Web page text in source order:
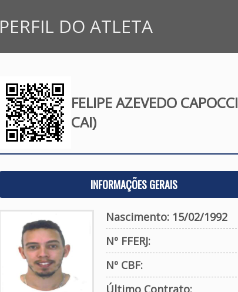
PERFIL DO ATLETA
FELIPE AZEVEDO CAPOCCI
CAI)
INFORMAÇÕES GERAIS
Nascimento: 15/02/1992
Nº FFERJ:
Nº CBF:
Último Contrato: